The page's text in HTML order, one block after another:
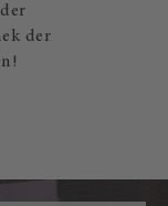
Profis
Auch
Flügel